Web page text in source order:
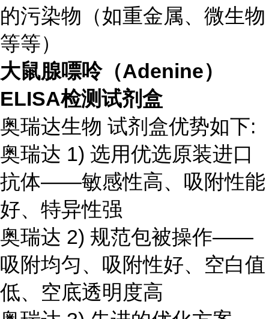
的污染物（如重金属、微生物
等等）
大鼠腺嘌呤（Adenine）
ELISA检测试剂盒
奥瑞达生物 试剂盒优势如下:
奥瑞达 1) 选用优选原装进口
抗体——敏感性高、吸附性能
好、特异性强
奥瑞达 2) 规范包被操作——
吸附均匀、吸附性好、空白值
低、空底透明度高